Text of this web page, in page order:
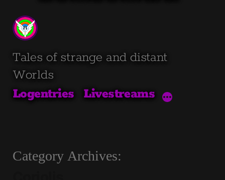
content
Tales of strange and distant
Worlds
Logentries
Livestreams
Category Archives: